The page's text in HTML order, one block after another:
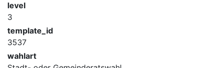
level
3
template_id
3537
wahlart